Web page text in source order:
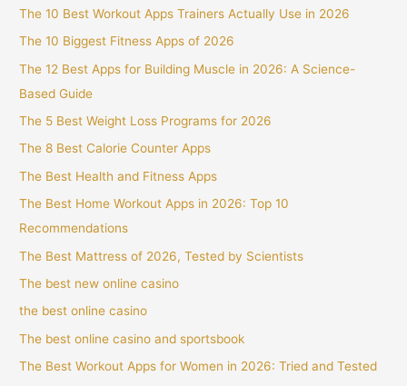
The 10 Best Workout Apps Trainers Actually Use in 2026
The 10 Biggest Fitness Apps of 2026
The 12 Best Apps for Building Muscle in 2026: A Science-
Based Guide
The 5 Best Weight Loss Programs for 2026
The 8 Best Calorie Counter Apps
The Best Health and Fitness Apps
The Best Home Workout Apps in 2026: Top 10
Recommendations
The Best Mattress of 2026, Tested by Scientists
The best new online casino
the best online casino
The best online casino and sportsbook
The Best Workout Apps for Women in 2026: Tried and Tested